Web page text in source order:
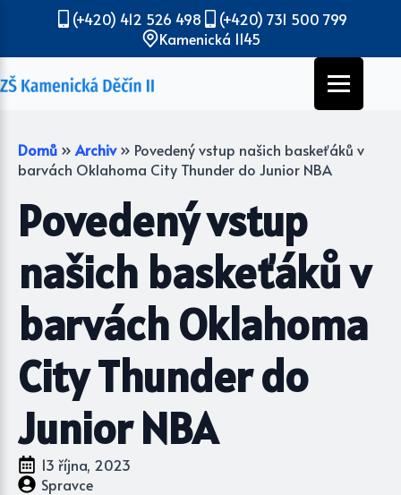
(+420) 412 526 498
(+420) 731 500 799
Kamenická 1145
Domů » Archiv » Povedený vstup našich baskeťáků v
barvách Oklahoma City Thunder do Junior NBA
Povedený vstup
našich baskeťáků v
barvách Oklahoma
City Thunder do
Junior NBA
13 října, 2023
Spravce